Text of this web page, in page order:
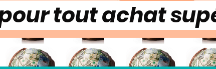
tout achat